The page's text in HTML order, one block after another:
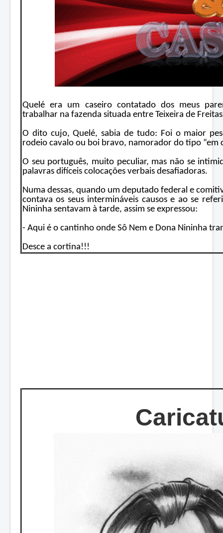
Quelé era um caseiro contatado dos meus
trabalhar na fazenda situada entre Teixeira de
O dito cujo, Quelé, sabia de tudo: Foi o maior
rodeio cavalo ou boi bravo, namorador do tipo “em
O seu português, muito peculiar, mas não se
palavras difíceis colocações verbais desafiadoras.
Numa dessas, quando um deputado federal e
contava os seus intermináveis causos e ao se
Nininha sentavam à tarde, assim se expressou:
- Aqui é o cantinho onde Sô Nem e Dona Nininha
Desce a cortina!!!